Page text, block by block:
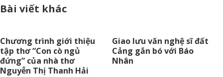
Bài viết khác
Chương trình giới thiệu
tập thơ “Con cò ngủ
đứng” của nhà thơ
Nguyễn Thị Thanh Hải
Giao lưu văn nghệ sĩ đất
Cảng gắn bó với Báo
Nhân